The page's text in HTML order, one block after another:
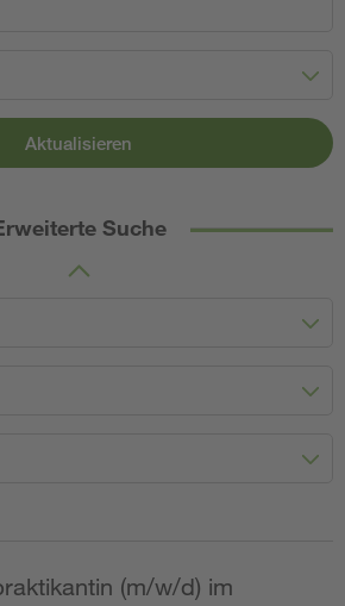
Aktualisieren
Suche
(m/w/d) im